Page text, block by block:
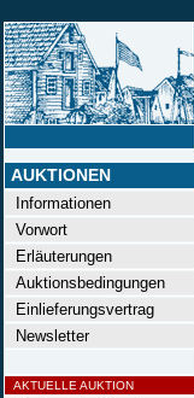
AUKTIONEN
Informationen
Vorwort
Erläuterungen
Auktionsbedingungen
Einlieferungsvertrag
Newsletter
AKTUELLE AUKTION